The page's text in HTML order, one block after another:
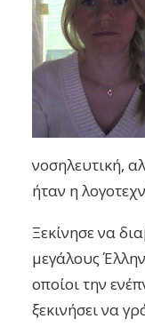
νοσηλευτική,
ήταν η
Ξεκίνησε να
μεγάλους
οποίοι την
ξεκινήσει να